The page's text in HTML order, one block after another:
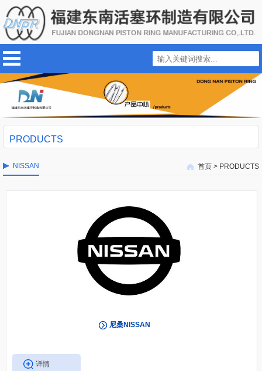
PRODUCTS
首页 > PRODUCTS
NISSAN
尼桑NISSAN
详情